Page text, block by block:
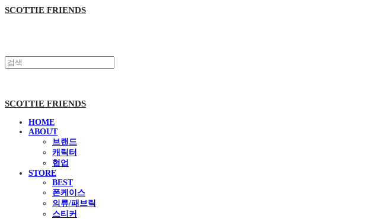
SCOTTIE FRIENDS
SCOTTIE FRIENDS
HOME
ABOUT
브랜드
캐릭터
협업
STORE
BEST
폰케이스
의류/패브릭
스티커